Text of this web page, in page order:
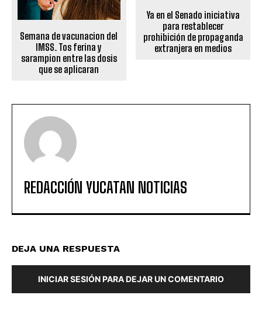
Semana de vacunacion del
IMSS. Tos ferina y
sarampion entre las dosis
que se aplicaran
Ya en el Senado iniciativa
para restablecer
prohibición de propaganda
extranjera en medios
REDACCIÓN YUCATAN NOTICIAS
DEJA UNA RESPUESTA
INICIAR SESIÓN PARA DEJAR UN COMENTARIO